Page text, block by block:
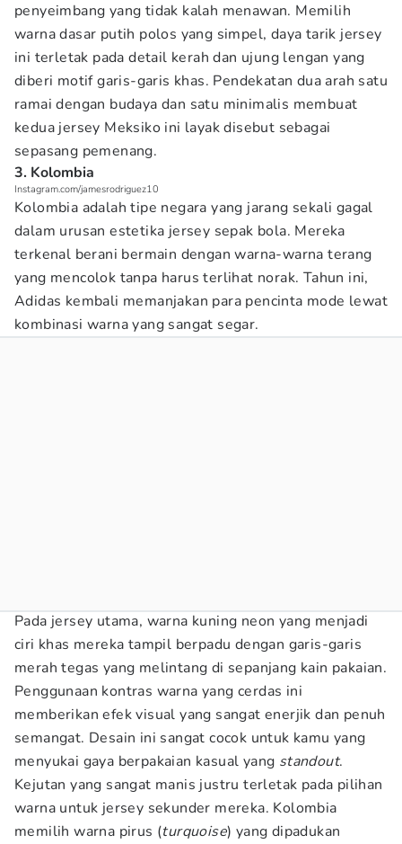
penyeimbang yang tidak kalah menawan. Memilih
warna dasar putih polos yang simpel, daya tarik jersey
ini terletak pada detail kerah dan ujung lengan yang
diberi motif garis-garis khas. Pendekatan dua arah satu
ramai dengan budaya dan satu minimalis membuat
kedua jersey Meksiko ini layak disebut sebagai
sepasang pemenang.
3. Kolombia
Instagram.com/jamesrodriguez10
Kolombia adalah tipe negara yang jarang sekali gagal
dalam urusan estetika jersey sepak bola. Mereka
terkenal berani bermain dengan warna-warna terang
yang mencolok tanpa harus terlihat norak. Tahun ini,
Adidas kembali memanjakan para pencinta mode lewat
kombinasi warna yang sangat segar.
Pada jersey utama, warna kuning neon yang menjadi
ciri khas mereka tampil berpadu dengan garis-garis
merah tegas yang melintang di sepanjang kain pakaian.
Penggunaan kontras warna yang cerdas ini
memberikan efek visual yang sangat enerjik dan penuh
semangat. Desain ini sangat cocok untuk kamu yang
menyukai gaya berpakaian kasual yang standout.
Kejutan yang sangat manis justru terletak pada pilihan
warna untuk jersey sekunder mereka. Kolombia
memilih warna pirus (turquoise) yang dipadukan